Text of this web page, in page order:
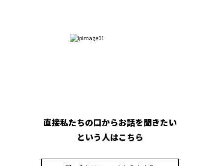
直接私たちの口からお話を聞きたい
という人はこちら